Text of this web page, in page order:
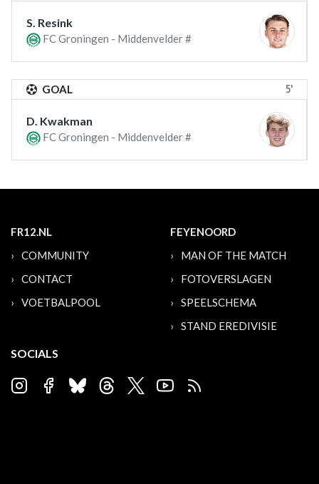
S. Resink
FC Groningen - Middenvelder #
GOAL 5'
D. Kwakman
FC Groningen - Middenvelder #
FR12.NL
COMMUNITY
CONTACT
VOETBALPOOL
FEYENOORD
MAN OF THE MATCH
FOTOVERSLAGEN
SPEELSCHEMA
STAND EREDIVISIE
SOCIALS